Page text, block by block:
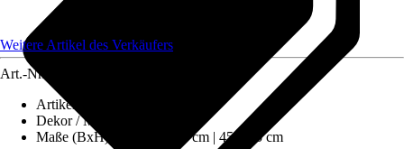
Weitere Artikel des Verkäufers
Art.-Nr.
Artikeltyp
Dekor / Muster
Maße (BxH)
80 x 80 x 90 cm | 45 x 25 cm